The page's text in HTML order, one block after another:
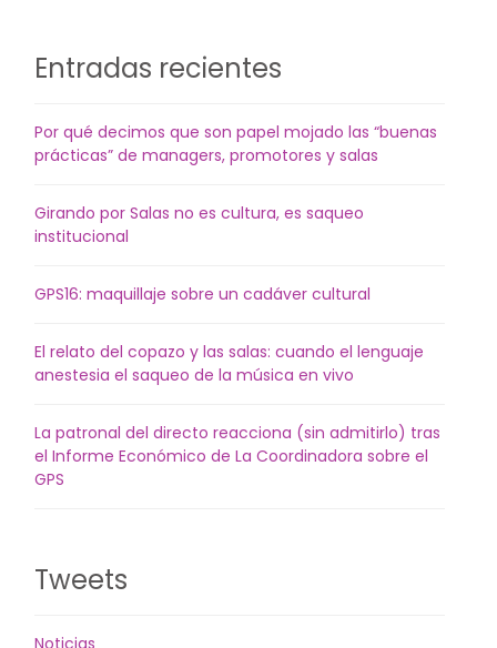
Entradas recientes
Por qué decimos que son papel mojado las “buenas
prácticas” de managers, promotores y salas
Girando por Salas no es cultura, es saqueo
institucional
GPS16: maquillaje sobre un cadáver cultural
El relato del copazo y las salas: cuando el lenguaje
anestesia el saqueo de la música en vivo
La patronal del directo reacciona (sin admitirlo) tras
el Informe Económico de La Coordinadora sobre el
GPS
Tweets